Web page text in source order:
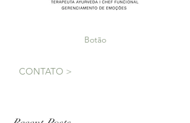
Botão
CONTATO >